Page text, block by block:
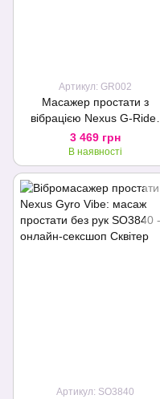
Артикул: GR002
Масажер простати з
вібрацією Nexus G-Rider
Plus Purple, макс діаметр
3,8 см, перезаряджається
3 469 грн
В наявності
Артикул: SO3840